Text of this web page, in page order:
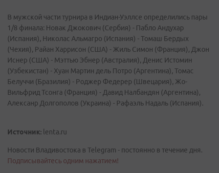
В мужской части турнира в Индиан-Уэллсе определились пары
1/8 финала: Новак Джокович (Сербия) - Пабло Андухар
(Испания), Николас Альмагро (Испания) - Томаш Бердых
(Чехия), Райан Харрисон (США) - Жиль Симон (Франция), Джон
Иснер (США) - Мэттью Эбнер (Австралия), Денис Истомин
(Узбекистан) - Хуан Мартин дель Потро (Аргентина), Томас
Белуччи (Бразилия) - Роджер Федерер (Швецария), Жо-
Вильфрид Тсонга (Франция) - Давид Налбандян (Аргентина),
Алексанр Долгополов (Украина) - Рафаэль Надаль (Испания).
Источник: lenta.ru
Новости Владивостока в Telegram - постоянно в течение дня.
Подписывайтесь одним нажатием!